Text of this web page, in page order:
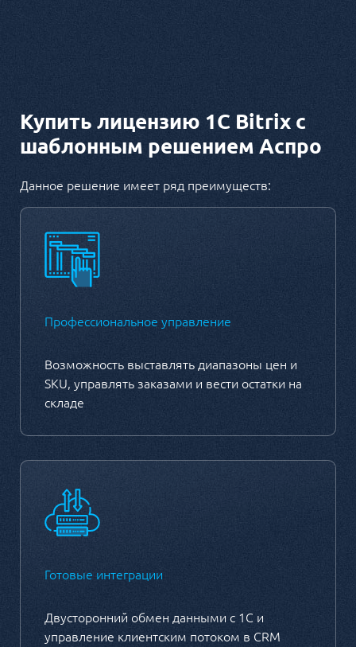
Купить лицензию 1С Bitrix с
шаблонным решением Аспро
Данное решение имеет ряд преимуществ:
Профессиональное управление
Возможность выставлять диапазоны цен и
SKU, управлять заказами и вести остатки на
складе
Готовые интеграции
Двусторонний обмен данными с 1С и
управление клиентским потоком в CRM